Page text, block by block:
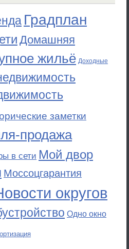
Градплан
Домашняя
жильё Доходные
заметки
продажа
в сети Мой двор
Моссоцгарантия
округов
Одно окно